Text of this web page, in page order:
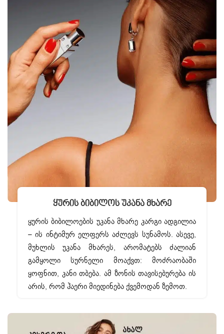
Ყურის Ბიბილოს Უკანა Მხარე
ყურის ბიბილოების უკანა მხარე კარგი ადგილია
– ის ინტიმურ ელფერს აძლევს სუნამოს. ასევე,
მუხლის უკანა მხარეს, არომატებს ძალიან
გამყოლი სურნელი მოაქვთ: მოძრაობაში
ყოფნით, კანი თბება. ამ ზონის თავისებურება ის
არის, რომ ჰაერი მიედინება ქვემოდან ზემოთ.